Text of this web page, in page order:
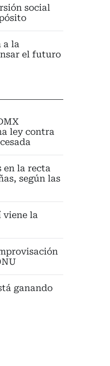
social
a la
el futuro
ley contra
en la recta
según las
viene la
ganando